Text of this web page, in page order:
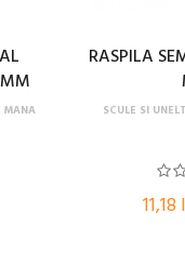
MANA
RASPILA
SCULE SI